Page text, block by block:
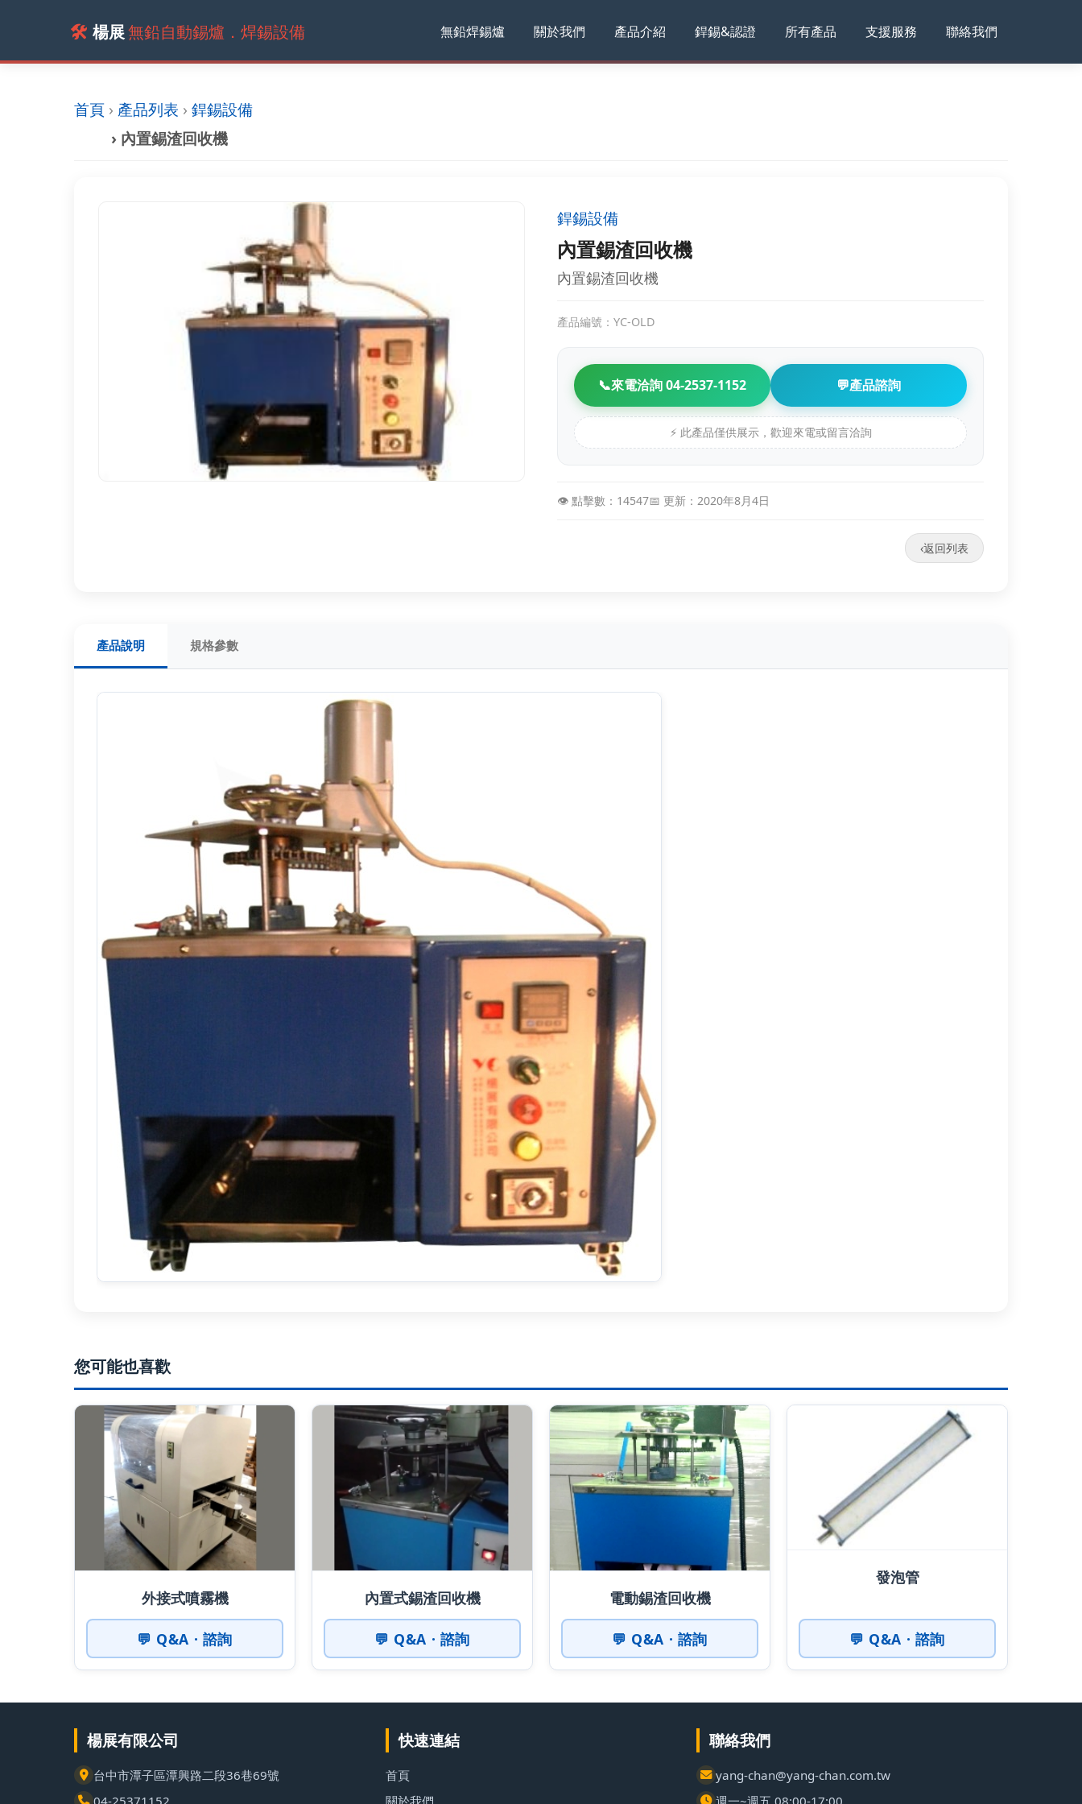
🛠️ 楊展無鉛自動錫爐．焊錫設備 無鉛焊錫爐 關於我們 產品介紹 銲錫&認證 所有產品 支援服務 聯絡我們
首頁 › 產品列表 › 銲錫設備
› 內置錫渣回收機
銲錫設備
內置錫渣回收機
內置錫渣回收機
產品編號：YC-OLD
📞來電洽詢 04-2537-1152 💬產品諮詢
⚡ 此產品僅供展示，歡迎來電或留言洽詢
👁️ 點擊數：14547📅 更新：2020年8月4日
‹返回列表
產品說明 規格參數
您可能也喜歡
外接式噴霧機
💬 Q&A · 諮詢
內置式錫渣回收機
💬 Q&A · 諮詢
電動錫渣回收機
💬 Q&A · 諮詢
發泡管
💬 Q&A · 諮詢
楊展有限公司
台中市潭子區潭興路二段36巷69號
快速連結
首頁
聯絡我們
yang-chan@yang-chan.com.tw